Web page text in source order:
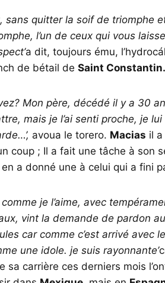
sans quitter la soif de triomphe
l’un de ceux qui vous
a dit, toujours ému,
de bétail de Saint Constantin.
Mon père, décédé il y a 30
mais je l’ai senti proche, je
avoua le torero. Macias il a
coup ; Il a fait une tâche à son
a donné une à celui qui a fini
comme je l’aime, avec
vint la demande de pardon
car comme c’est arrivé avec le
une idole. je suis rayonnante’
carrière ces derniers mois